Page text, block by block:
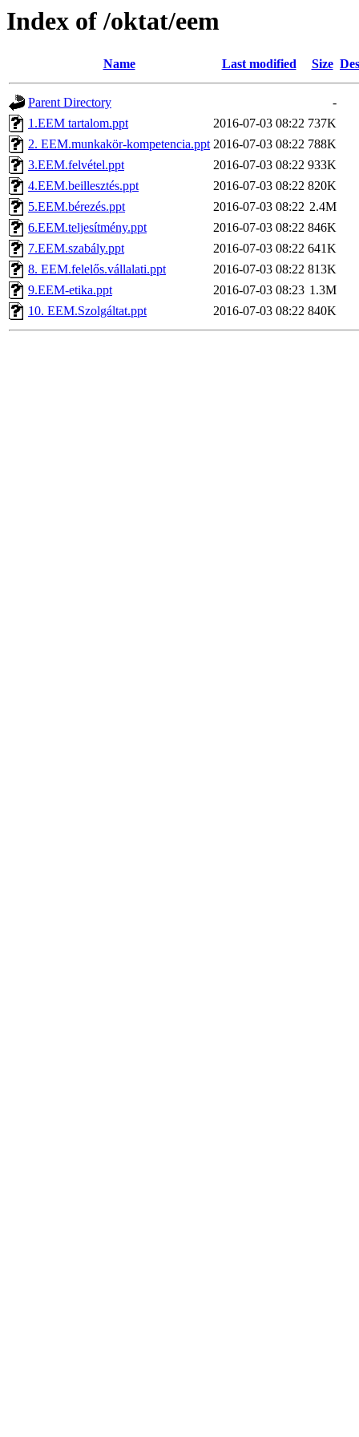
Index of /oktat/eem
Name Last modified Size
Parent Directory
-
1.EEM tartalom.ppt
2016-07-03 08:22 737K
2. EEM.munkakör-kompetencia.ppt 2016-07-03 08:22 788K
3.EEM.felvétel.ppt
2016-07-03 08:22 933K
4.EEM.beillesztés.ppt
2016-07-03 08:22 820K
5.EEM.bérezés.ppt
2016-07-03 08:22 2.4M
6.EEM.teljesítmény.ppt
2016-07-03 08:22 846K
7.EEM.szabály.ppt
2016-07-03 08:22 641K
8. EEM.felelős.vállalati.ppt
2016-07-03 08:22 813K
9.EEM-etika.ppt
2016-07-03 08:23 1.3M
10. EEM.Szolgáltat.ppt
2016-07-03 08:22 840K